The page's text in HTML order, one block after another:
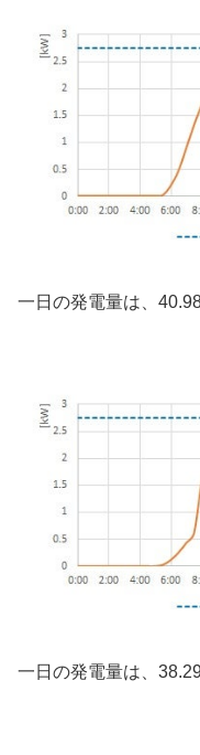
一日の発電量は、
一日の発電量は、